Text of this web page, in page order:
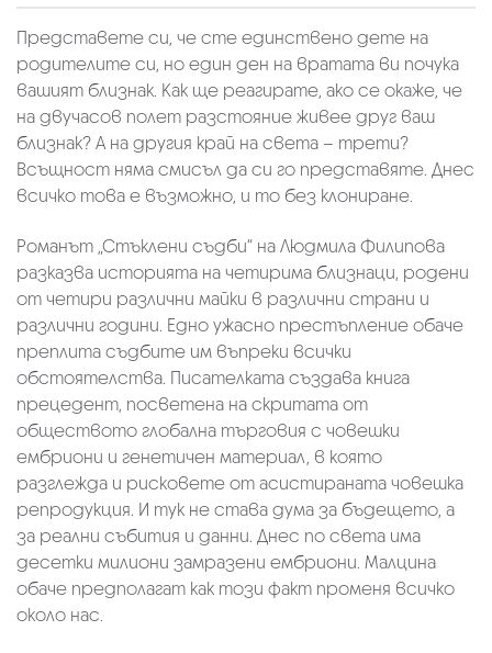
Представете си, че сте единствено дете на
родителите си, но един ден на вратата ви почука
вашият близнак. Как ще реагирате, ако се окаже, че
на двучасов полет разстояние живее друг ваш
близнак? А на другия край на света – трети?
Всъщност няма смисъл да си го представяте. Днес
всичко това е възможно, и то без клониране.
Романът „Стъклени съдби“ на Людмила Филипова
разказва историята на четирима близнаци, родени
от четири различни майки в различни страни и
различни години. Едно ужасно престъпление обаче
преплита съдбите им въпреки всички
обстоятелства. Писателката създава книга
прецедент, посветена на скритата от
обществото глобална търговия с човешки
ембриони и генетичен материал, в която
разглежда и рисковете от асистираната човешка
репродукция. И тук не става дума за бъдещето, а
за реални събития и данни. Днес по света има
десетки милиони замразени ембриони. Малцина
обаче предполагат как този факт променя всичко
около нас.